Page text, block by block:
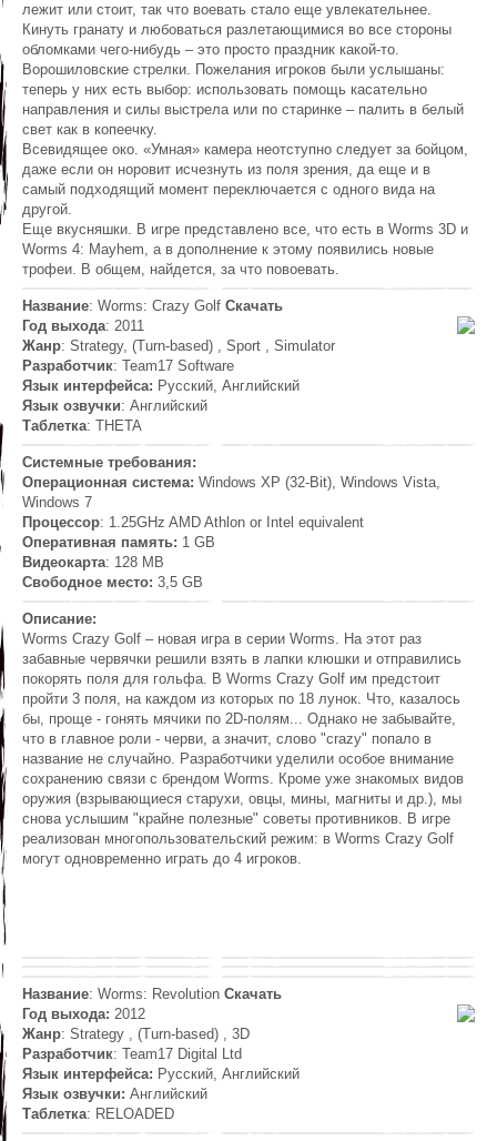
лежит или стоит, так что воевать стало еще увлекательнее.
Кинуть гранату и любоваться разлетающимися во все стороны
обломками чего-нибудь – это просто праздник какой-то.
Ворошиловские стрелки. Пожелания игроков были услышаны:
теперь у них есть выбор: использовать помощь касательно
направления и силы выстрела или по старинке – палить в белый
свет как в копеечку.
Всевидящее око. «Умная» камера неотступно следует за бойцом,
даже если он норовит исчезнуть из поля зрения, да еще и в
самый подходящий момент переключается с одного вида на
другой.
Еще вкусняшки. В игре представлено все, что есть в Worms 3D и
Worms 4: Mayhem, а в дополнение к этому появились новые
трофеи. В общем, найдется, за что повоевать.
Название: Worms: Crazy Golf Скачать
Год выхода: 2011
Жанр: Strategy, (Turn-based) , Sport , Simulator
Разработчик: Team17 Software
Язык интерфейса: Русский, Английский
Язык озвучки: Английский
Таблетка: THETA
Системные требования:
Операционная система: Windows XP (32-Bit), Windows Vista,
Windows 7
Процессор: 1.25GHz AMD Athlon or Intel equivalent
Оперативная память: 1 GB
Видеокарта: 128 MB
Свободное место: 3,5 GB
Описание:
Worms Crazy Golf – новая игра в серии Worms. На этот раз
забавные червячки решили взять в лапки клюшки и отправились
покорять поля для гольфа. В Worms Crazy Golf им предстоит
пройти 3 поля, на каждом из которых по 18 лунок. Что, казалось
бы, проще - гонять мячики по 2D-полям... Однако не забывайте,
что в главное роли - черви, а значит, слово "crazy" попало в
название не случайно. Разработчики уделили особое внимание
сохранению связи с брендом Worms. Кроме уже знакомых видов
оружия (взрывающиеся старухи, овцы, мины, магниты и др.), мы
снова услышим "крайне полезные" советы противников. В игре
реализован многопользовательский режим: в Worms Crazy Golf
могут одновременно играть до 4 игроков.
Название: Worms: Revolution Скачать
Год выхода: 2012
Жанр: Strategy , (Turn-based) , 3D
Разработчик: Team17 Digital Ltd
Язык интерфейса: Русский, Английский
Язык озвучки: Английский
Таблетка: RELOADED